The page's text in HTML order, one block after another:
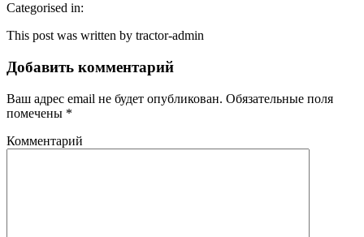
Categorised in:
This post was written by tractor-admin
Добавить комментарий
Ваш адрес email не будет опубликован. Обязательные поля
помечены *
Комментарий